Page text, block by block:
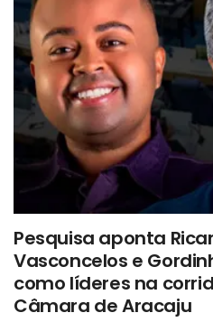
Pesquisa aponta
Vasconcelos e
como líderes na
Câmara de Aracaju